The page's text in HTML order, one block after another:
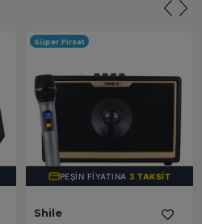
PEŞIN FIYATINA3 TAKSIT
Shile
Süper Fırsat